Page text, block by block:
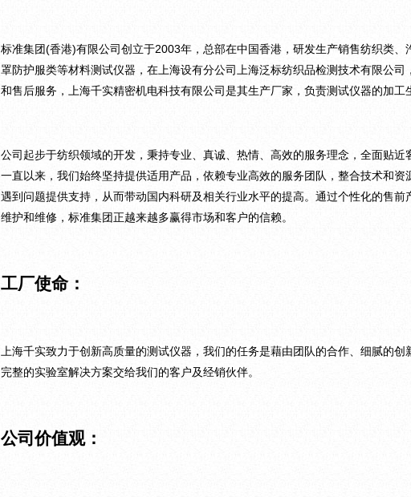
标准集团(香港)有限公司创立于2003年，总部在中国香港，研发生产销售纺织类、
罩防护服类等材料测试仪器，在上海设有分公司上海泛标纺织品检测技术有限公司
和售后服务，上海千实精密机电科技有限公司是其生产厂家，负责测试仪器的加工
公司起步于纺织领域的开发，秉持专业、真诚、热情、高效的服务理念，全面贴近
一直以来，我们始终坚持提供适用产品，依赖专业高效的服务团队，整合技术和资
遇到问题提供支持，从而带动国内科研及相关行业水平的提高。通过个性化的售前
维护和维修，标准集团正越来越多赢得市场和客户的信赖。
工厂使命：
上海千实致力于创新高质量的测试仪器，我们的任务是藉由团队的合作、细腻的
完整的实验室解决方案交给我们的客户及经销伙伴。
公司价值观：